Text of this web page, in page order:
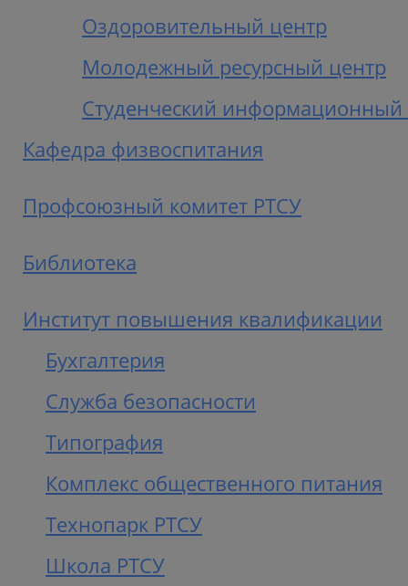
Оздоровительный центр
Молодежный ресурсный центр
Студенческий информационный
Кафедра физвоспитания
Профсоюзный комитет РТСУ
Библиотека
Институт повышения квалификации
Бухгалтерия
Служба безопасности
Типография
Комплекс общественного питания
Технопарк РТСУ
Школа РТСУ